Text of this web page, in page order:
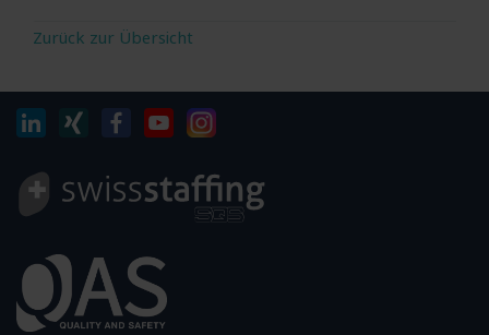
Zurück zur Übersicht